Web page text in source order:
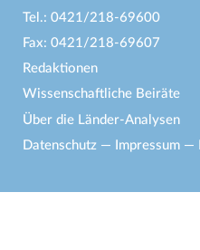
Tel.: 0421/218-69600
Fax: 0421/218-69607
Redaktionen
Wissenschaftliche Beiräte
Über die Länder-Analysen
Datenschutz— Impressum—